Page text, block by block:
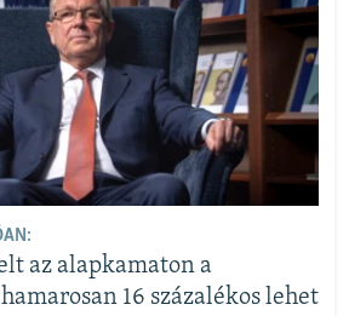
az alapkamaton a
16 százalékos lehet